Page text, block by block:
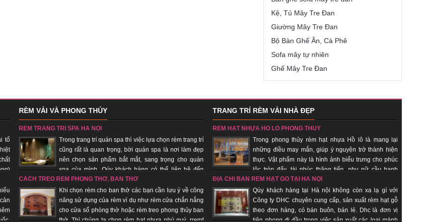
Kệ, Tủ Mây Tre Đan
Giường Mây Tre Đan
Bộ Bàn Ghế Ăn, Cà Phê
Sofa mây tự nhiên
Ghế Mây Tre Đan
tổ
RÈM VẢI VÀ PHONG THỦY
RÈM TRANG TRÍ SPA HÀ NỘI
Trong trang trí quán spa thì việc lựa chọn rèm trang trí
cũng rất là quan trọng, bời quán spa là nơi làm đẹp
nên chọn sản phẩm bắt mắt, sang trọng cho quán
spa của mình. Qúy khách hàng có thể liên hệ đến
công ty chúng tôi để đệp xem, chọn sản phẩm đẹp cho quán của
mình, với đội ngũ nhân viên lâu năm trong trang trí quán spa giúp
quý khách hàng tiết kiệm chi phí, được sử dụng sản phẩm đẹp, rẻ.
CÁCH TREO RÈM PHÒNG THỜ, BÀN THỜ
Khi chọn rèm cho ban thờ các bạn cần lưu ý về công
năng sử dụng của rèm ví dụ như rèm cửa chắn nắng
cho cửa sổ phòng thờ hoặc rèm treo phong thủy ban
thờ. Thì chúng ta chọn rèm hạt nhựa phú quý, rremf
TRANG TRÍ RÈM VẢI NHÀ ĐẸP
RÈM HẠT NHỰA HỒ LÔ PHONG THỦY
Trong phong thủy rèm hạt nhựa Hồ lô là mang lại
những điều may mắn, giúp ý nguyện trở thành hiện
thực. Vật phẩm này là hình ảnh biểu trưng cho phúc
lộc tròn đấy, tài phúc thăng tiến, phụ nữ cầu hạnh
phúc… Đồng thời quả bầu hồ lô còn là biểu trưng cho sự hài hòa
âm dương. Nhận sản xuất theo đơn hàng, giao hàng nhanh, uy tín.
ĐỊA CHỈ BÁN RÈM HẠT GỖ TẠI HÀ NỘI
Qúy khách hàng tại Hà nội không còn xa lạ gì với
Công ty DHC chuyên cung cấp, sản xuất rèm hạt gỗ
theo đơn hàng, có bán buôn, bán lẻ. Dhc là đơn vị
tiên phong đi đầu trong việc sản xuất các loại mành